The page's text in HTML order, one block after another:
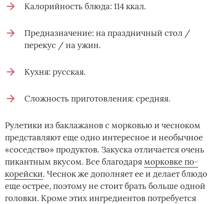
Калорийность блюда: 114 ккал.
Предназначение: на праздничный стол /
перекус / на ужин.
Кухня: русская.
Сложность приготовления: средняя.
Рулетики из баклажанов с морковью и чесноком
представляют еще одно интересное и необычное
«соседство» продуктов. Закуска отличается очень
пикантным вкусом. Все благодаряморковке по-
корейски. Чеснок же дополняет ее и делает блюдо
еще острее, поэтому не стоит брать больше одной
головки. Кроме этих ингредиентов потребуется